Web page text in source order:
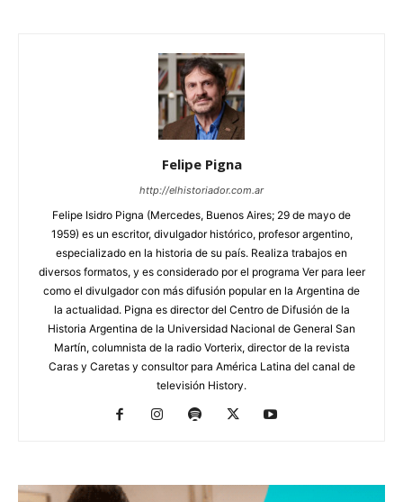
Felipe Pigna
http://elhistoriador.com.ar
Felipe Isidro Pigna (Mercedes, Buenos Aires; 29 de mayo de
1959) es un escritor, divulgador histórico, profesor argentino,
especializado en la historia de su país. Realiza trabajos en
diversos formatos, y es considerado por el programa Ver para leer
como el divulgador con más difusión popular en la Argentina de
la actualidad. Pigna es director del Centro de Difusión de la
Historia Argentina de la Universidad Nacional de General San
Martín, columnista de la radio Vorterix, director de la revista
Caras y Caretas y consultor para América Latina del canal de
televisión History.